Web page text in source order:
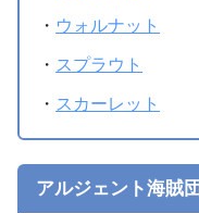
・ ウォルナット
・ スプラウト
・ スカーレット
アルジェント海賊団